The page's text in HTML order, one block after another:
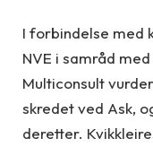
I forbindelse med
NVE i samråd
Multiconsult
skredet ved Ask,
deretter.